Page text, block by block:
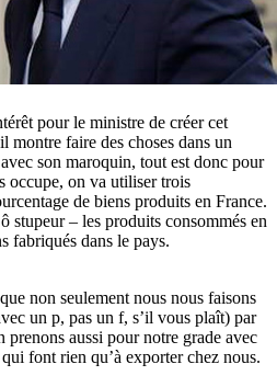
pour le ministre de créer cet
montre faire des choses dans un
son maroquin, tout est donc pour
occupe, on va utiliser trois
de biens produits en France.
stupeur – les produits consommés en
fabriqués dans le pays.
non seulement nous nous faisons
un p, pas un f, s’il vous plaît) par
prenons aussi pour notre grade avec
font rien qu’à exporter chez nous.